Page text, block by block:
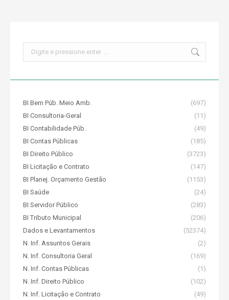
BI Bem Púb. Meio Amb.
(697)
BI Consultoria-Geral
(11)
BI Contabilidade Púb.
(49)
BI Contas Públicas
(185)
BI Direito Público
(3723)
BI Licitação e Contrato
(147)
BI Planej. Orçamento Gestão
(1153)
BI Saúde
(24)
BI Servidor Público
(283)
BI Tributo Municipal
(206)
Dados e Levantamentos
(52374)
N. Inf. Assuntos Gerais
(2)
N. Inf. Consultoria Geral
(169)
N. Inf. Contas Públicas
(1)
N. Inf. Direito Público
(102)
N. Inf. Licitação e Contrato
(49)